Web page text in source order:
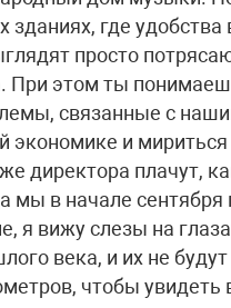
зданиях, где
просто
При этом ты
связанные с
экономике и
директора плачут,
мы в начале
я вижу слезы на
века, и их не будут
чтобы увидеть